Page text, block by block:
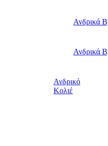
Ανδρικά
Ανδρικά
Ανδρικό
Κολιέ